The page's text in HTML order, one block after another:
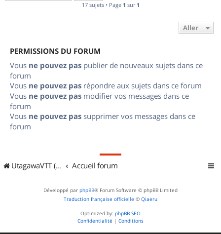
17 sujets • Page 1 sur 1
Aller
PERMISSIONS DU FORUM
Vous ne pouvez pas publier de nouveaux sujets dans ce
forum
Vous ne pouvez pas répondre aux sujets dans ce forum
Vous ne pouvez pas modifier vos messages dans ce
forum
Vous ne pouvez pas supprimer vos messages dans ce
forum
UtagawaVTT (Randos VTT et VTTAE avec traces GPS) Accueil forum
Développé par phpBB® Forum Software © phpBB Limited
Traduction française officielle © Qiaeru
Optimized by: phpBB SEO
Confidentialité | Conditions